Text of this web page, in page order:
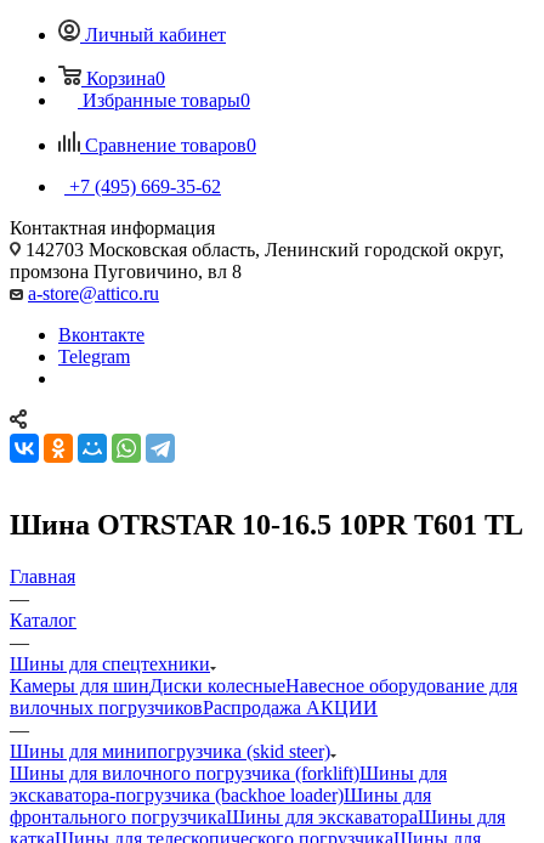
Личный кабинет
Корзина0
Избранные товары0
Сравнение товаров0
+7 (495) 669-35-62
Контактная информация
142703 Московская область, Ленинский городской округ,
промзона Пуговичино, вл 8
a-store@attico.ru
Вконтакте
Telegram
Шина OTRSTAR 10-16.5 10PR T601 TL
Главная
—
Каталог
—
Шины для спецтехники
Камеры для шинДиски колесныеНавесное оборудование для
вилочных погрузчиковРаспродажа АКЦИИ
—
Шины для минипогрузчика (skid steer)
Шины для вилочного погрузчика (forklift)Шины для
экскаватора-погрузчика (backhoe loader)Шины для
фронтального погрузчикаШины для экскаватораШины для
каткаШины для телескопического погрузчикаШины для